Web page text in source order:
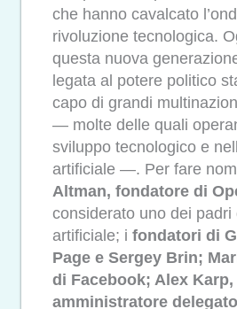
che hanno cavalcato
rivoluzione tecnologica.
questa nuova
legata al potere politico
capo di grandi
— molte delle quali
sviluppo tecnologico e
artificiale —. Per fare
Altman, fondatore di
considerato uno dei padri
artificiale; i fondatori di
Page e Sergey Brin;
di Facebook; Alex Karp,
amministratore